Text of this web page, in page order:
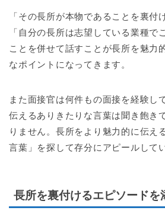
「その長所が本物であることを裏付
「自分の長所は志望している業種で
ことを併せて話すことが長所を魅力
なポイントになってきます。
また面接官は何件もの面接を経験し
伝えるありきたりな言葉は聞き飽き
りません。長所をより魅力的に伝え
言葉」を探して存分にアピールして
長所を裏付けるエピソードを